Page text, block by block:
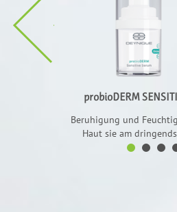
probioDERM
Beruhigung und
Haut sie am